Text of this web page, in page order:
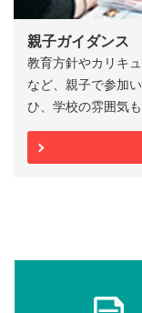
親子ガイダンス
教育方針やカリキ
など、親子で参加
ひ、学校の雰囲気